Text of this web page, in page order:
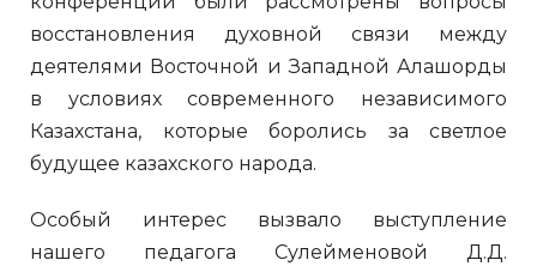
восстановления духовной связи между
деятелями Восточной и Западной Алашорды
в условиях современного независимого
Казахстана, которые боролись за светлое
будущее казахского народа.
Особый интерес вызвало выступление
нашего педагога Сулейменовой Д.Д.